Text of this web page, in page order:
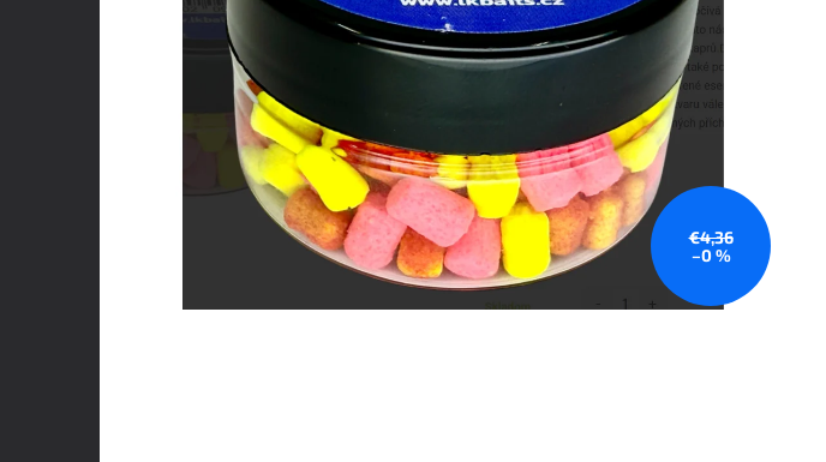
€4,36
–0 %